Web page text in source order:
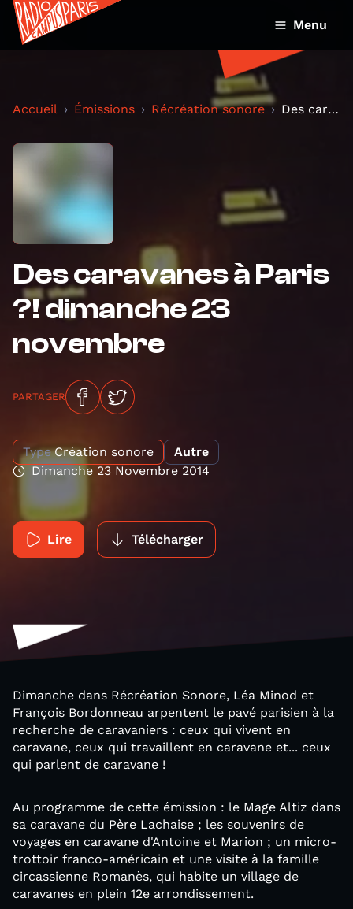
Menu
Accueil Émissions Récréation sonore Des caravanes à Paris ?! dimanche 23 novembre
Des caravanes à Paris
?! dimanche 23
novembre
PARTAGER
Type Création sonore
Autre
Dimanche 23 Novembre 2014
Lire Télécharger
Dimanche dans Récréation Sonore, Léa Minod et
François Bordonneau arpentent le pavé parisien à la
recherche de caravaniers : ceux qui vivent en
caravane, ceux qui travaillent en caravane et... ceux
qui parlent de caravane !
Au programme de cette émission : le Mage Altiz dans
sa caravane du Père Lachaise ; les souvenirs de
voyages en caravane d'Antoine et Marion ; un micro-
trottoir franco-américain et une visite à la famille
circassienne Romanès, qui habite un village de
caravanes en plein 12e arrondissement.